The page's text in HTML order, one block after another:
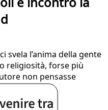
svela l’anima della gente
religiosità, forse più
non pensasse